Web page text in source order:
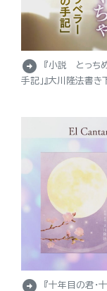
arrow_circle_right
『小説 とっち
手記」』大川隆法書き
arrow_circle_right 『十年目の君・